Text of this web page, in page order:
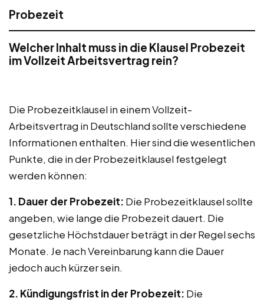
Probezeit
Welcher Inhalt muss in die Klausel Probezeit
im Vollzeit Arbeitsvertrag rein?
Die Probezeitklausel in einem Vollzeit-
Arbeitsvertrag in Deutschland sollte verschiedene
Informationen enthalten. Hier sind die wesentlichen
Punkte, die in der Probezeitklausel festgelegt
werden können:
1. Dauer der Probezeit: Die Probezeitklausel sollte
angeben, wie lange die Probezeit dauert. Die
gesetzliche Höchstdauer beträgt in der Regel sechs
Monate. Je nach Vereinbarung kann die Dauer
jedoch auch kürzer sein.
2. Kündigungsfrist in der Probezeit: Die